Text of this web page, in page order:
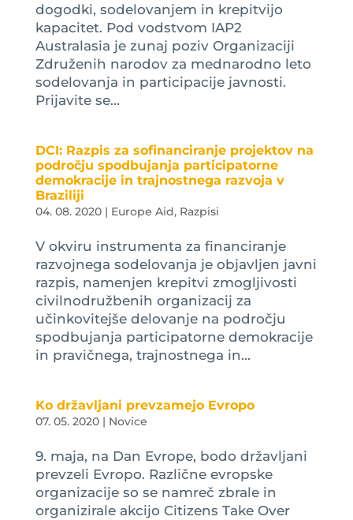
dogodki, sodelovanjem in krepitvijo
kapacitet. Pod vodstvom IAP2
Australasia je zunaj poziv Organizaciji
Združenih narodov za mednarodno leto
sodelovanja in participacije javnosti.
Prijavite se...
DCI: Razpis za sofinanciranje projektov na
področju spodbujanja participatorne
demokracije in trajnostnega razvoja v
Braziliji
04. 08. 2020| Europe Aid, Razpisi
V okviru instrumenta za financiranje
razvojnega sodelovanja je objavljen javni
razpis, namenjen krepitvi zmogljivosti
civilnodružbenih organizacij za
učinkovitejše delovanje na področju
spodbujanja participatorne demokracije
in pravičnega, trajnostnega in...
Ko državljani prevzamejo Evropo
07. 05. 2020| Novice
9. maja, na Dan Evrope, bodo državljani
prevzeli Evropo. Različne evropske
organizacije so se namreč zbrale in
organizirale akcijo Citizens Take Over